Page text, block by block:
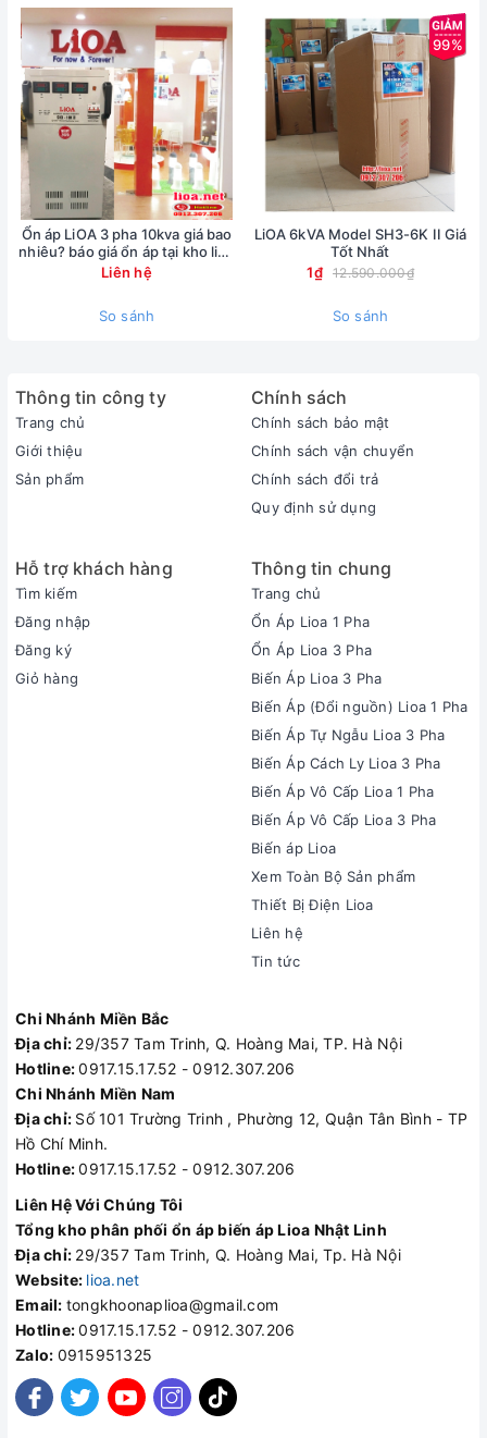
Ổn áp LiOA 3 pha 10kva giá bao
nhiêu? báo giá ổn áp tại kho lioa
Nhật Linh
Liên hệ
So sánh
99%
LiOA 6kVA Model SH3-6K II Giá
Tốt Nhất
1₫
12.590.000₫
So sánh
Thông tin công ty
Trang chủ
Giới thiệu
Sản phẩm
Chính sách
Chính sách bảo mật
Chính sách vận chuyển
Chính sách đổi trả
Quy định sử dụng
Hỗ trợ khách hàng
Tìm kiếm
Đăng nhập
Đăng ký
Giỏ hàng
Thông tin chung
Trang chủ
Ổn Áp Lioa 1 Pha
Ổn Áp Lioa 3 Pha
Biến Áp Lioa 3 Pha
Biến Áp (Đổi nguồn) Lioa 1 Pha
Biến Áp Tự Ngẫu Lioa 3 Pha
Biến Áp Cách Ly Lioa 3 Pha
Biến Áp Vô Cấp Lioa 1 Pha
Biến Áp Vô Cấp Lioa 3 Pha
Biến áp Lioa
Xem Toàn Bộ Sản phẩm
Thiết Bị Điện Lioa
Liên hệ
Tin tức
Chi Nhánh Miền Bắc
Địa chỉ: 29/357 Tam Trinh, Q. Hoàng Mai, TP. Hà Nội
Hotline:0917.15.17.52 - 0912.307.206
Chi Nhánh Miền Nam
Địa chỉ: Số 101 Trường Trinh , Phường 12, Quận Tân Bình - TP
Hồ Chí Minh.
Hotline:0917.15.17.52 - 0912.307.206
Liên Hệ Với Chúng Tôi
Tổng kho phân phối ổn áp biến áp Lioa Nhật Linh
Địa chỉ: 29/357 Tam Trinh, Q. Hoàng Mai, Tp. Hà Nội
Website: lioa.net
Email: tongkhoonaplioa@gmail.com
Hotline:0917.15.17.52 - 0912.307.206
Zalo: 0915951325